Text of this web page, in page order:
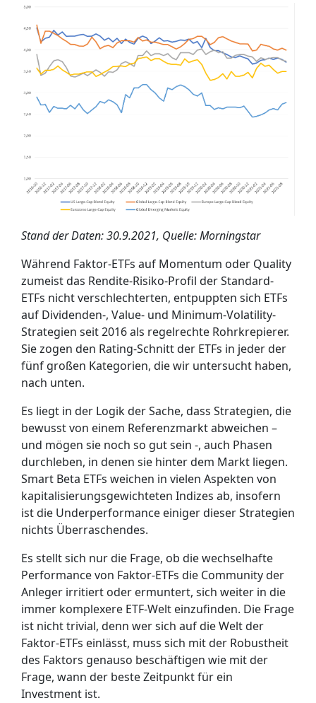
Stand der Daten: 30.9.2021, Quelle: Morningstar
Während Faktor-ETFs auf Momentum oder Quality
zumeist das Rendite-Risiko-Profil der Standard-
ETFs nicht verschlechterten, entpuppten sich ETFs
auf Dividenden-, Value- und Minimum-Volatility-
Strategien seit 2016 als regelrechte Rohrkrepierer.
Sie zogen den Rating-Schnitt der ETFs in jeder der
fünf großen Kategorien, die wir untersucht haben,
nach unten.
Es liegt in der Logik der Sache, dass Strategien, die
bewusst von einem Referenzmarkt abweichen –
und mögen sie noch so gut sein -, auch Phasen
durchleben, in denen sie hinter dem Markt liegen.
Smart Beta ETFs weichen in vielen Aspekten von
kapitalisierungsgewichteten Indizes ab, insofern
ist die Underperformance einiger dieser Strategien
nichts Überraschendes.
Es stellt sich nur die Frage, ob die wechselhafte
Performance von Faktor-ETFs die Community der
Anleger irritiert oder ermuntert, sich weiter in die
immer komplexere ETF-Welt einzufinden. Die Frage
ist nicht trivial, denn wer sich auf die Welt der
Faktor-ETFs einlässt, muss sich mit der Robustheit
des Faktors genauso beschäftigen wie mit der
Frage, wann der beste Zeitpunkt für ein
Investment ist.